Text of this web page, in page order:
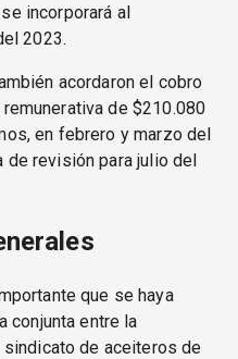
incorporará al
2023.
acordaron el cobro
de $210.080
en febrero y marzo del
de revisión para julio del
que se haya
conjunta entre la
de aceiteros de